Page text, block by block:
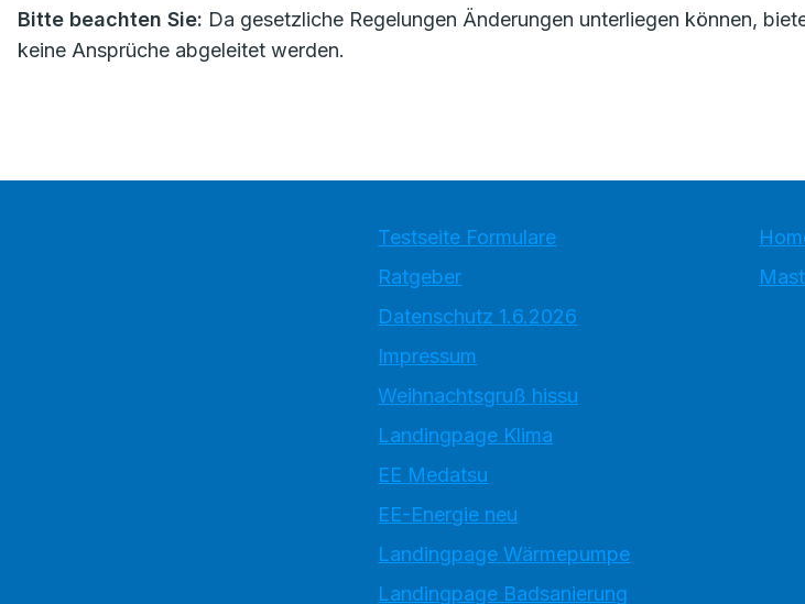
Bitte beachten Sie: Da gesetzliche Regelungen Änderungen unterliegen können,
keine Ansprüche abgeleitet werden.
Testseite Formulare
Ratgeber
Datenschutz 1.6.2026
Impressum
Weihnachtsgruß hissu
Landingpage Klima
EE Medatsu
EE-Energie neu
Landingpage Wärmepumpe
Landingpage Badsanierung